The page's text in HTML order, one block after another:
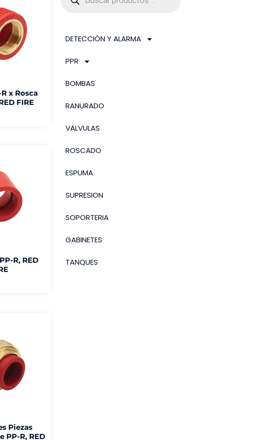
x Rosca
FIRE
R, RED
Piezas
PP-R, RED
DETECCIÓN Y ALARMA
PPR
BOMBAS
RANURADO
VALVULAS
ROSCADO
ESPUMA
SUPRESION
SOPORTERIA
GABINETES
TANQUES